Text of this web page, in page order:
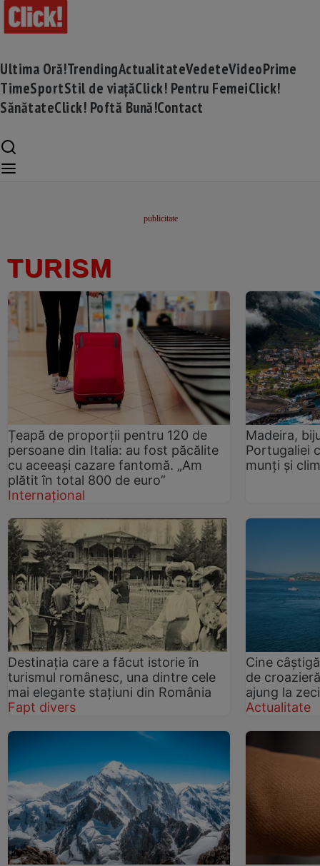
Ultima Oră!TrendingActualitateVedeteVideoPrime
TimeSportStil de viațăClick! Pentru FemeiClick!
SănătateClick! Poftă Bună!Contact
TURISM
Țeapă de proporții pentru 120 de
persoane din Italia: au fost păcălite
cu aceeași cazare fantomă. „Am
plătit în total 800 de euro”
Internațional
Madeira,
Portugaliei
munți și
Destinația care a făcut istorie în
turismul românesc, una dintre cele
mai elegante stațiuni din România
Fapt divers
Cine
de
ajung la
Actualitate